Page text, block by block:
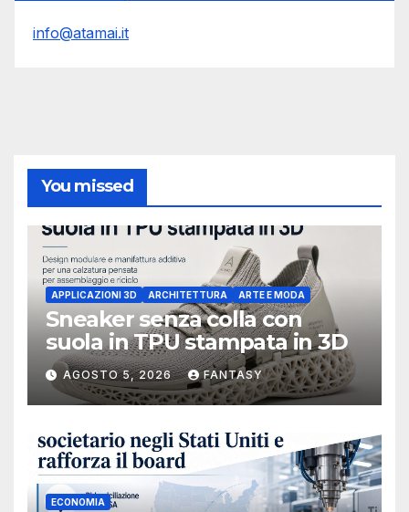
info@atamai.it
You missed
APPLICAZIONI 3D ARCHITETTURA ARTE E MODA
Sneaker senza colla con
suola in TPU stampata in 3D
AGOSTO 5, 2026 FANTASY
ECONOMIA